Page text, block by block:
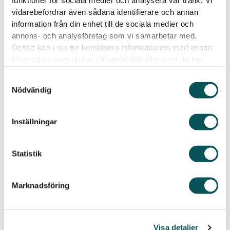
vidarebefordrar även sådana identifierare och annan
information från din enhet till de sociala medier och
annons- och analysföretag som vi samarbetar med.
Dessa kan i sin tur kombinera informationen med annan
Nödvändig
Inställningar
Statistik
Marknadsföring
Visa detaljer
Fördelar med att anlita oss
professionell städfirma för din fönsterputsning:
: Vi använder professionell
utrustning och tekniker som ger ett resultat
särskilt om du har fönster på högre våningar